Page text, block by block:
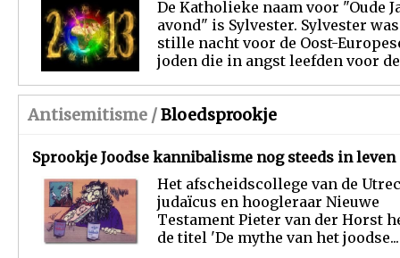
De Katholieke naam voor "Oude
avond" is Sylvester. Sylvester
stille nacht voor de Oost-
joden die in angst leefden voor
Antisemitisme /Bloedsprookje
Sprookje Joodse kannibalisme nog steeds in leven
Het afscheidscollege van de
judaïcus en hoogleraar Nieuwe
Testament Pieter van der Horst
de titel 'De mythe van het joodse...